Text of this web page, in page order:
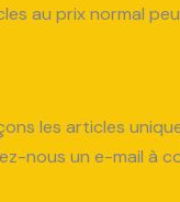
au prix normal
les articles
nous un e-mail à